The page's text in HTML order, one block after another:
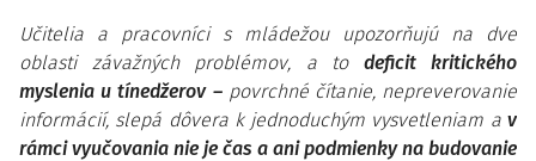
Učitelia a pracovníci s mládežou upozorňujú na dve
oblasti závažných problémov, a todeficit kritického
myslenia u tínedžerov – povrchné čítanie, nepreverovanie
informácií, slepá dôvera k jednoduchým vysvetleniam av
rámci vyučovania nie je čas a ani podmienky na budovanie